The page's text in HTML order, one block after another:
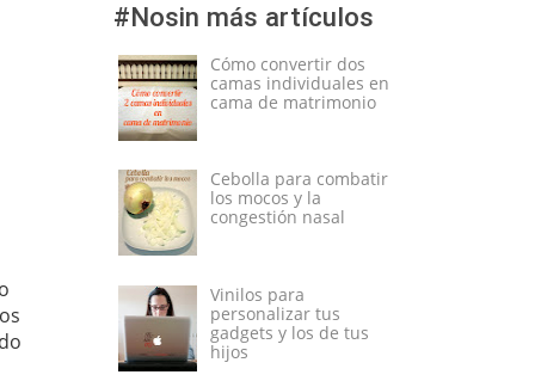
#Nosin más artículos
Cómo convertir dos
camas individuales en
cama de matrimonio
Cebolla para combatir
los mocos y la
congestión nasal
Vinilos para
personalizar tus
gadgets y los de tus
hijos